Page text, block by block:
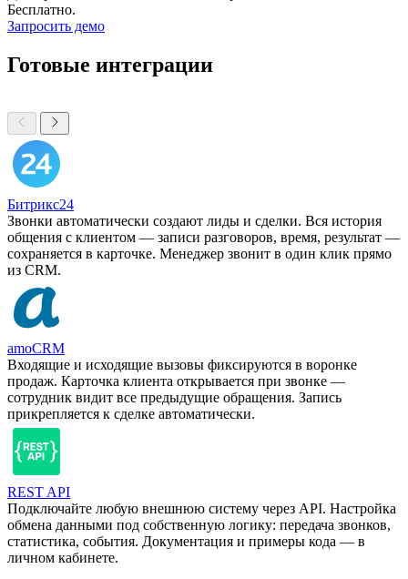
Бесплатно.
Запросить демо
Готовые интеграции
Битрикс24
Звонки автоматически создают лиды и сделки. Вся история
общения с клиентом — записи разговоров, время, результат —
сохраняется в карточке. Менеджер звонит в один клик прямо
из CRM.
amoCRM
Входящие и исходящие вызовы фиксируются в воронке
продаж. Карточка клиента открывается при звонке —
сотрудник видит все предыдущие обращения. Запись
прикрепляется к сделке автоматически.
REST API
Подключайте любую внешнюю систему через API. Настройка
обмена данными под собственную логику: передача звонков,
статистика, события. Документация и примеры кода — в
личном кабинете.